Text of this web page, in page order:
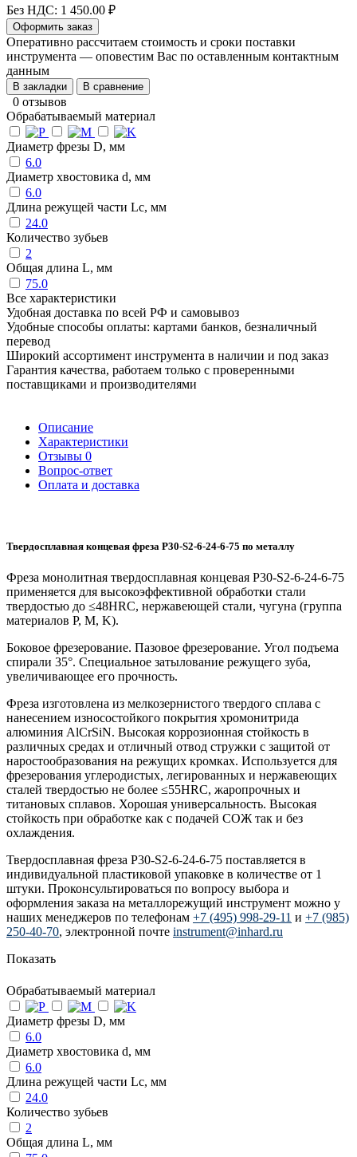
Без НДС: 1 450.00 ₽
Оформить заказ
Оперативно рассчитаем стоимость и сроки поставки
инструмента — оповестим Вас по оставленным контактным
данным
В закладки В сравнение
0 отзывов
Обрабатываемый материал
Диаметр фрезы D, мм
6.0
Диаметр хвостовика d, мм
6.0
Длина режущей части Lc, мм
24.0
Количество зубьев
2
Общая длина L, мм
75.0
Все характеристики
Удобная доставка по всей РФ и самовывоз
Удобные способы оплаты: картами банков, безналичный
перевод
Широкий ассортимент инструмента в наличии и под заказ
Гарантия качества, работаем только с проверенными
поставщиками и производителями
Описание
Характеристики
Отзывы 0
Вопрос-ответ
Оплата и доставка
Твердосплавная концевая фреза P30-S2-6-24-6-75 по металлу
Фреза монолитная твердосплавная концевая P30-S2-6-24-6-75
применяется для высокоэффективной обработки стали
твердостью до ≤48HRC, нержавеющей стали, чугуна (группа
материалов P, M, K).
Боковое фрезерование. Пазовое фрезерование. Угол подъема
спирали 35°. Специальное затылование режущего зуба,
увеличивающее его прочность.
Фреза изготовлена из мелкозернистого твердого сплава с
нанесением износостойкого покрытия хромонитрида
алюминия AlCrSiN. Высокая коррозионная стойкость в
различных средах и отличный отвод стружки с защитой от
наростообразования на режущих кромках. Используется для
фрезерования углеродистых, легированных и нержавеющих
сталей твердостью не более ≤55HRC, жаропрочных и
титановых сплавов. Хорошая универсальность. Высокая
стойкость при обработке как с подачей СОЖ так и без
охлаждения.
Твердосплавная фреза P30-S2-6-24-6-75 поставляется в
индивидуальной пластиковой упаковке в количестве от 1
штуки. Проконсультироваться по вопросу выбора и
оформления заказа на металлорежущий инструмент можно у
наших менеджеров по телефонам +7 (495) 998-29-11 и +7 (985)
250-40-70, электронной почте instrument@inhard.ru
Показать
Обрабатываемый материал
Диаметр фрезы D, мм
6.0
Диаметр хвостовика d, мм
6.0
Длина режущей части Lc, мм
24.0
Количество зубьев
2
Общая длина L, мм